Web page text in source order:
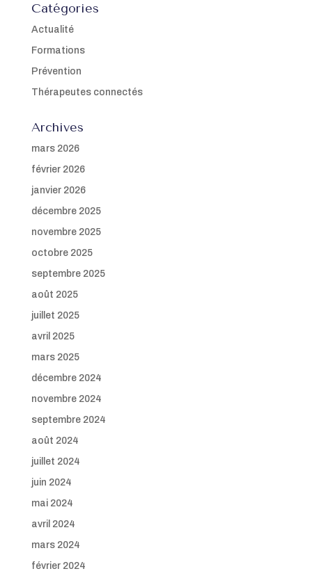
Catégories
Actualité
Formations
Prévention
Thérapeutes connectés
Archives
mars 2026
février 2026
janvier 2026
décembre 2025
novembre 2025
octobre 2025
septembre 2025
août 2025
juillet 2025
avril 2025
mars 2025
décembre 2024
novembre 2024
septembre 2024
août 2024
juillet 2024
juin 2024
mai 2024
avril 2024
mars 2024
février 2024